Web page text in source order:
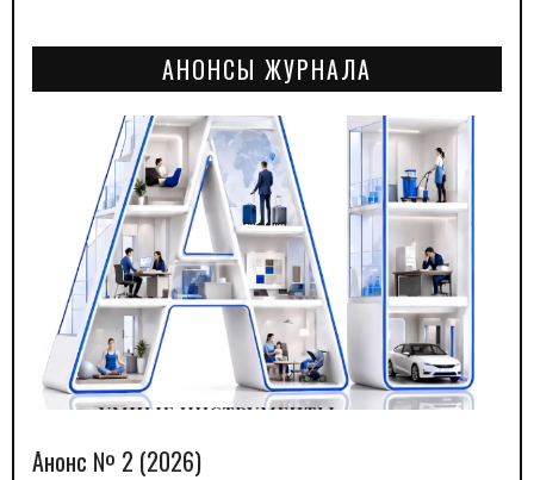
АНОНСЫ ЖУРНАЛА
Анонс № 2 (2026)